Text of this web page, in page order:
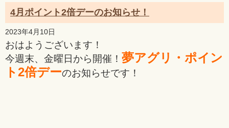
4月ポイント2倍デーのお知らせ！
2023年4月10日
おはようございます！
今週末、金曜日から開催！ 夢アグリ・ポイン
ト2倍デーのお知らせです！